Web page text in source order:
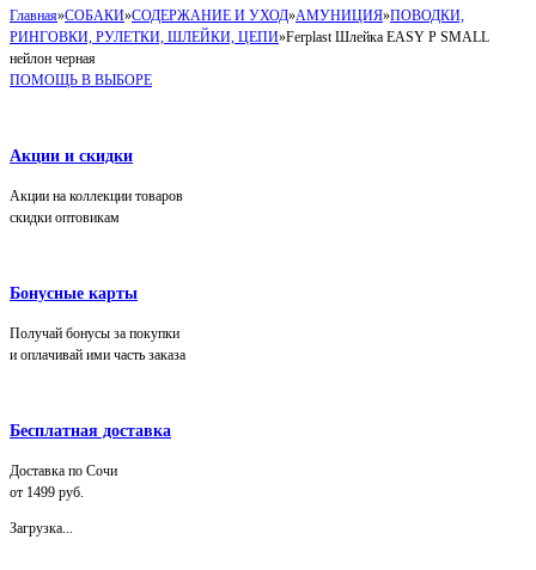
Главная»СОБАКИ»СОДЕРЖАНИЕ И УХОД»АМУНИЦИЯ»ПОВОДКИ,
РИНГОВКИ, РУЛЕТКИ, ШЛЕЙКИ, ЦЕПИ»Ferplast Шлейка EASY P SMALL
нейлон черная
ПОМОЩЬ В ВЫБОРЕ
Акции и скидки
Акции на коллекции товаров
скидки оптовикам
Бонусные карты
Получай бонусы за покупки
и оплачивай ими часть заказа
Бесплатная доставка
Доставка по Сочи
от 1499 руб.
Загрузка...